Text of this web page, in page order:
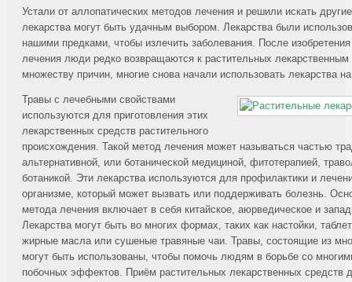
Устали от аллопатических методов лечения и решили искать
лекарства могут быть удачным выбором. Лекарства были
нашими предками, чтобы излечить заболевания. После
лечения люди редко возвращаются к растительных
множеству причин, многие снова начали использовать лекарства
Травы с лечебными свойствами
используются для приготовления этих
лекарственных средств растительного
происхождения. Такой метод лечения может называться частью
альтернативной, или ботанической медициной, фитотерапией,
ботаникой. Эти лекарства используются для профилактики и
организме, который может вызвать или поддерживать болезнь.
метода лечения включает в себя китайское, аюрведическое и
Лекарства могут быть во многих формах, таких как настойки,
жирные масла или сушеные травяные чаи. Травы, состоящие из
могут быть использованы, чтобы помочь людям в борьбе со
побочных эффектов. Приём растительных лекарственных средств